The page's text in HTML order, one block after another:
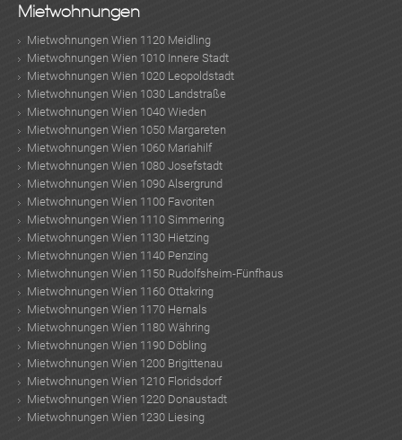
Mietwohnungen
Mietwohnungen Wien 1120 Meidling
Mietwohnungen Wien 1010 Innere Stadt
Mietwohnungen Wien 1020 Leopoldstadt
Mietwohnungen Wien 1030 Landstraße
Mietwohnungen Wien 1040 Wieden
Mietwohnungen Wien 1050 Margareten
Mietwohnungen Wien 1060 Mariahilf
Mietwohnungen Wien 1080 Josefstadt
Mietwohnungen Wien 1090 Alsergrund
Mietwohnungen Wien 1100 Favoriten
Mietwohnungen Wien 1110 Simmering
Mietwohnungen Wien 1130 Hietzing
Mietwohnungen Wien 1140 Penzing
Mietwohnungen Wien 1150 Rudolfsheim-Fünfhaus
Mietwohnungen Wien 1160 Ottakring
Mietwohnungen Wien 1170 Hernals
Mietwohnungen Wien 1180 Währing
Mietwohnungen Wien 1190 Döbling
Mietwohnungen Wien 1200 Brigittenau
Mietwohnungen Wien 1210 Floridsdorf
Mietwohnungen Wien 1220 Donaustadt
Mietwohnungen Wien 1230 Liesing